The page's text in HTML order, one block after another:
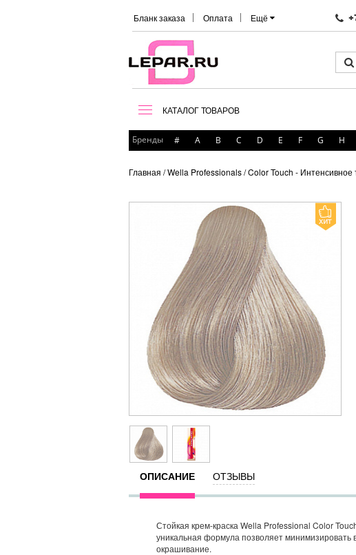
Бланк заказа Оплата Ещё
КАТАЛОГ ТОВАРОВ
Бренды # A B C D E F G H
Главная / Wella Professionals/ Color Touch - Интенсивное
ОПИСАНИЕ ОТЗЫВЫ
Стойкая крем-краска Wella Professional Color
уникальная формула позволяет минимизировать
окрашивание.